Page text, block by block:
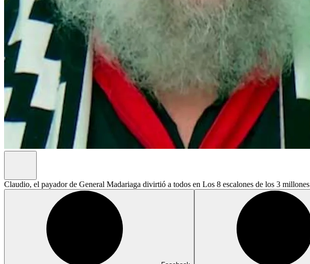
Claudio, el payador de General Madariaga divirtió a todos en Los 8 escalones de los 3 millones